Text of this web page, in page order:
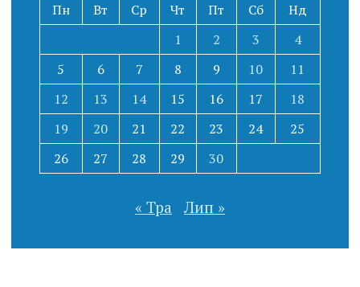
Пн
Вт Ср Чт Пт Сб
Нд
1
2 3
4
5
6 7 8 9 10
11
12
13 14 15 16 17
18
19
20 21 22 23 24
25
26
27 28 29 30
« Тра Лип »